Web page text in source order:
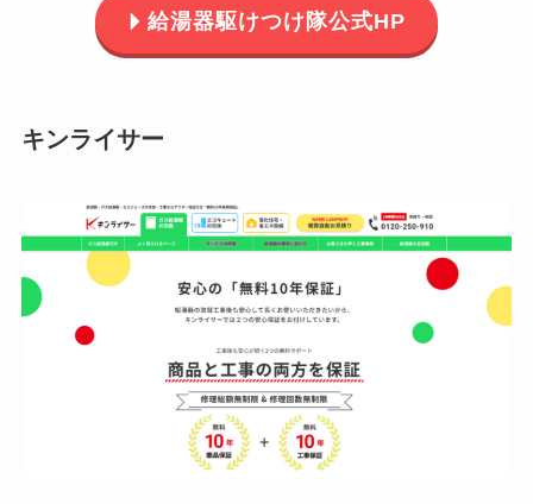
給湯器駆けつけ隊公式HP
キンライサー